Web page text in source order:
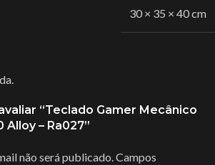
30 × 35 × 40 cm
“Teclado Gamer Mecânico
Alloy – Ra027”
não será publicado.Campos